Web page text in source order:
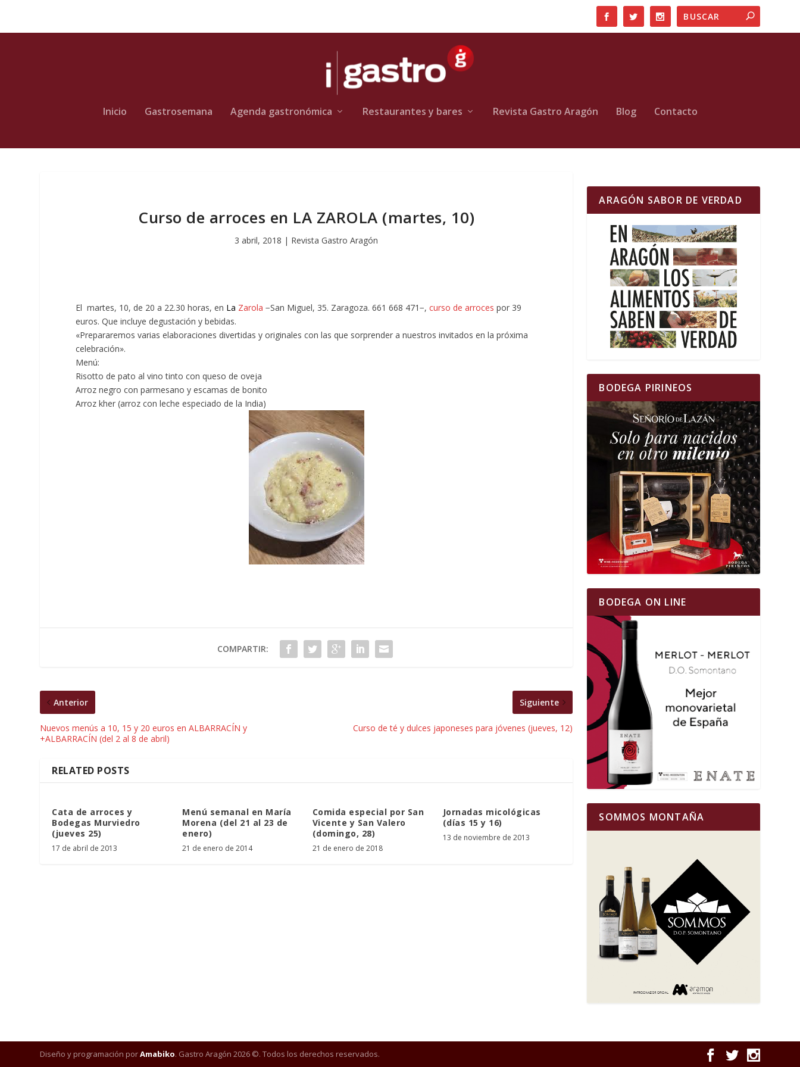
Inicio Gastrosemana Agenda gastronómica Restaurantes y bares Revista Gastro Aragón Blog Contacto
Curso de arroces en LA ZAROLA (martes, 10)
3 abril, 2018 | Revista Gastro Aragón
El martes, 10, de 20 a 22.30 horas, en La Zarola −San Miguel, 35. Zaragoza. 661 668 471−, curso de arroces por 39
euros. Que incluye degustación y bebidas.
«Prepararemos varias elaboraciones divertidas y originales con las que sorprender a nuestros invitados en la próxima
celebración».
Menú:
Risotto de pato al vino tinto con queso de oveja
Arroz negro con parmesano y escamas de bonito
Arroz kher (arroz con leche especiado de la India)
COMPARTIR:
Anterior
Nuevos menús a 10, 15 y 20 euros en ALBARRACÍN y
+ALBARRACÍN (del 2 al 8 de abril)
Siguiente
Curso de té y dulces japoneses para jóvenes (jueves, 12)
RELATED POSTS
Cata de arroces y
Bodegas Murviedro
(jueves 25)
17 de abril de 2013
Menú semanal en María
Morena (del 21 al 23 de
enero)
21 de enero de 2014
Comida especial por San
Vicente y San Valero
(domingo, 28)
21 de enero de 2018
Jornadas micológicas
(días 15 y 16)
13 de noviembre de 2013
ARAGÓN SABOR DE VERDAD
BODEGA PIRINEOS
BODEGA ON LINE
SOMMOS MONTAÑA
Diseño y programación porAmabiko. Gastro Aragón 2026 ©. Todos los derechos reservados.